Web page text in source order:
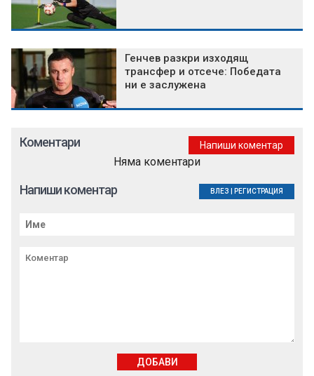
Генчев разкри изходящ
трансфер и отсече: Победата
ни е заслужена
Коментари Напиши коментар
Няма коментари
Напиши коментар ВЛЕЗ РЕГИСТРАЦИЯ
ДОБАВИ